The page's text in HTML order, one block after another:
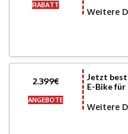
RABATT
Weitere
2.399€
ANGEBOTE
Jetzt
E-Bike für
Weitere